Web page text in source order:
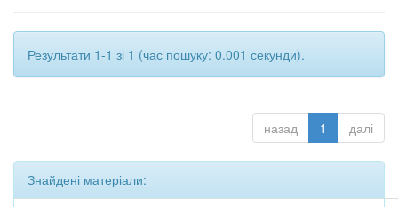
Результати 1-1 зі 1 (час пошуку: 0.001 секунди).
назад 1 далі
Знайдені матеріали: